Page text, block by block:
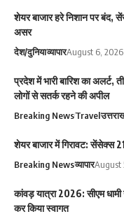
शेयर बाजार हरे निशान पर बंद,
असर
देश/दुनियाव्यापारAugust 6, 2026
प्रदेश में भारी बारिश का अलर्ट,
लोगों से सतर्क रहने की अपील
Breaking NewsTravel
शेयर बाजार में गिरावट: सेंसेक्स
Breaking Newsव्यापारAugust
कांवड़ यात्रा 2026: सीएम धामी
कर किया स्वागत